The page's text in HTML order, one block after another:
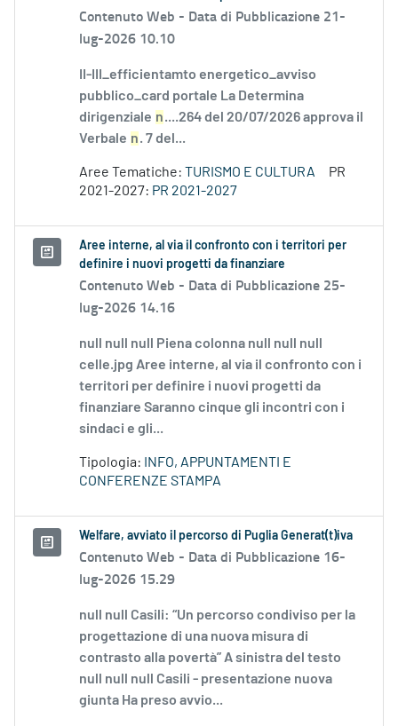
Contenuto Web - Data di Pubblicazione 21-
lug-2026 10.10
II-III_efficientamto energetico_avviso
pubblico_card portale La Determina
dirigenziale n....264 del 20/07/2026 approva il
Verbale n. 7 del...
Aree Tematiche: TURISMO E CULTURA
PR
2021-2027: PR 2021-2027
Aree interne, al via il confronto con i territori per
definire i nuovi progetti da finanziare
Contenuto Web - Data di Pubblicazione 25-
lug-2026 14.16
null null null Piena colonna null null null
celle.jpg Aree interne, al via il confronto con i
territori per definire i nuovi progetti da
finanziare Saranno cinque gli incontri con i
sindaci e gli...
Tipologia:
INFO, APPUNTAMENTI E
CONFERENZE STAMPA
Welfare, avviato il percorso di Puglia Generat(t)iva
Contenuto Web - Data di Pubblicazione 16-
lug-2026 15.29
null null Casili: “Un percorso condiviso per la
progettazione di una nuova misura di
contrasto alla povertà” A sinistra del testo
null null null Casili - presentazione nuova
giunta Ha preso avvio...